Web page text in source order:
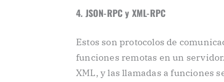
4. JSON-RPC y XML-RPC
Estos son protocolos de
funciones remotas en un
XML, y las llamadas a funciones